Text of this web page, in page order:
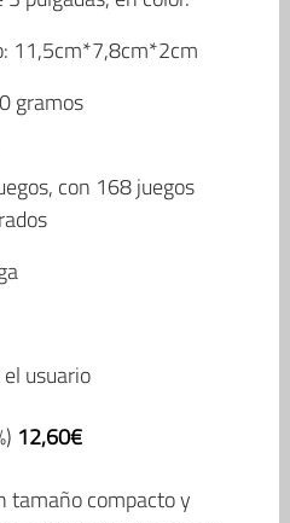
11,5cm*7,8cm*2cm
gramos
con 168 juegos
usuario
12,60€
tamaño compacto y